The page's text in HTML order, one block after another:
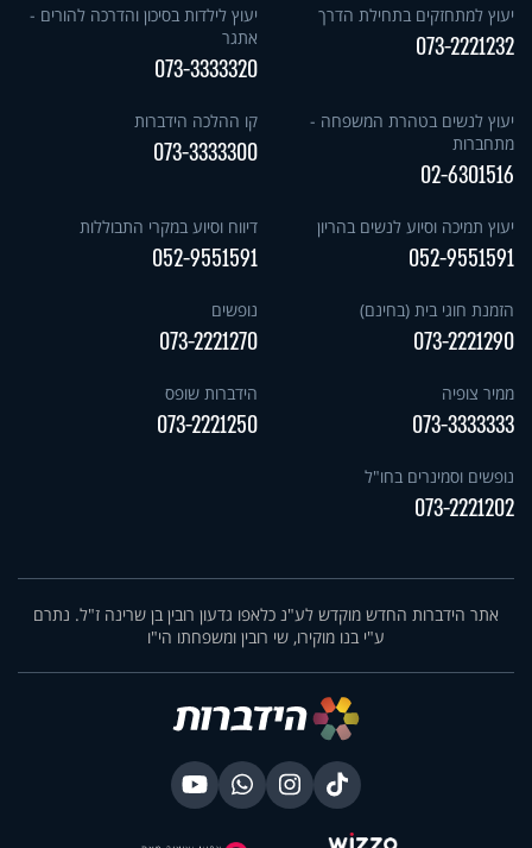
יעוץ למתחזקים בתחילת הדרך
073-2221232
יעוץ לילדות בסיכון והדרכה להורים -
אתגר
073-3333320
יעוץ לנשים בטהרת המשפחה -
מתחברות
02-6301516
קו ההלכה הידברות
073-3333300
יעוץ תמיכה וסיוע לנשים בהריון
052-9551591
דיווח וסיוע במקרי התבוללות
052-9551591
הזמנת חוגי בית (בחינם)
073-2221290
נופשים
073-2221270
ממיר צופיה
073-3333333
הידברות שופס
073-2221250
נופשים וסמינרים בחו"ל
073-2221202
אתר הידברות החדש מוקדש לע"נ כלאפו גדעון רובין בן שרינה ז"ל. נתרם
ע"י בנו מוקירו, שי רובין ומשפחתו הי"ו